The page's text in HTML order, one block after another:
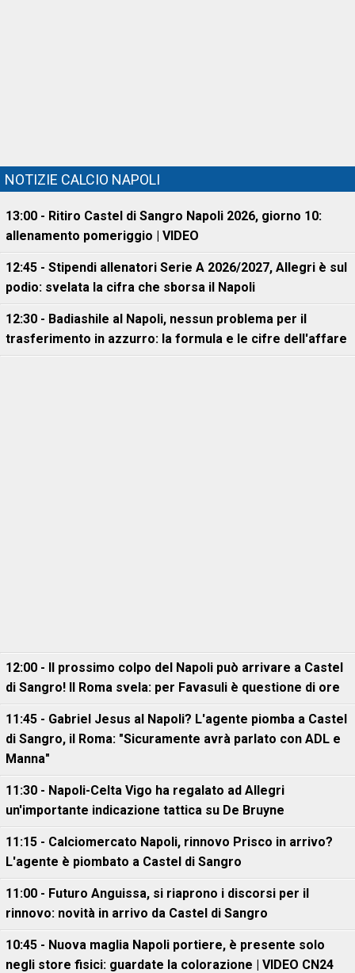
NOTIZIE CALCIO NAPOLI
13:00 - Ritiro Castel di Sangro Napoli 2026, giorno 10:
allenamento pomeriggio | VIDEO
12:45 - Stipendi allenatori Serie A 2026/2027, Allegri è sul
podio: svelata la cifra che sborsa il Napoli
12:30 - Badiashile al Napoli, nessun problema per il
trasferimento in azzurro: la formula e le cifre dell'affare
12:00 - Il prossimo colpo del Napoli può arrivare a Castel
di Sangro! Il Roma svela: per Favasuli è questione di ore
11:45 - Gabriel Jesus al Napoli? L'agente piomba a Castel
di Sangro, il Roma: "Sicuramente avrà parlato con ADL e
Manna"
11:30 - Napoli-Celta Vigo ha regalato ad Allegri
un'importante indicazione tattica su De Bruyne
11:15 - Calciomercato Napoli, rinnovo Prisco in arrivo?
L'agente è piombato a Castel di Sangro
11:00 - Futuro Anguissa, si riaprono i discorsi per il
rinnovo: novità in arrivo da Castel di Sangro
10:45 - Nuova maglia Napoli portiere, è presente solo
negli store fisici: guardate la colorazione | VIDEO CN24